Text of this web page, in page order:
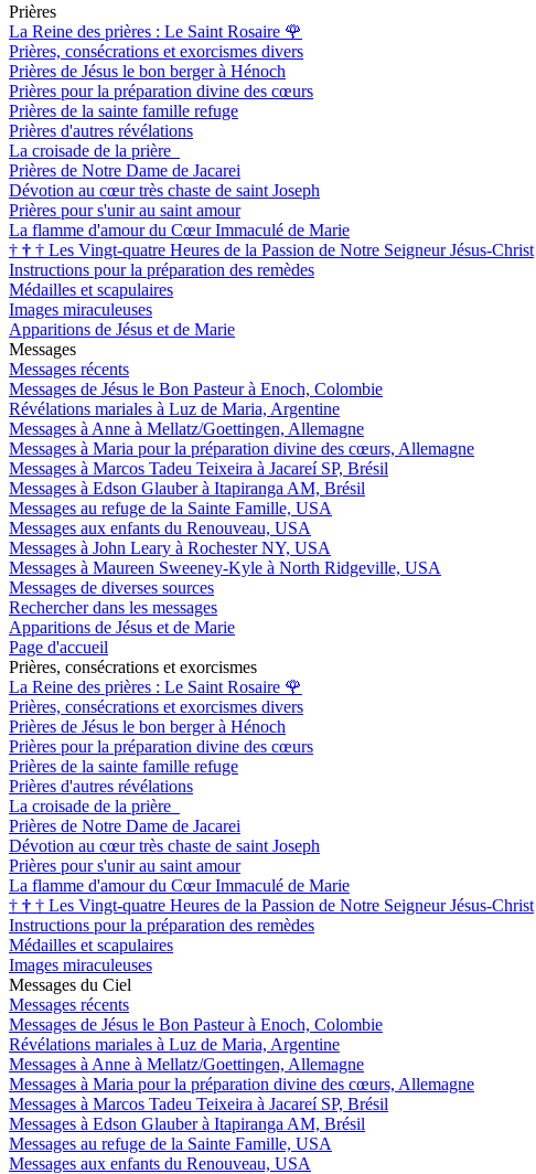
Prières
La Reine des prières : Le Saint Rosaire 🌹
Prières, consécrations et exorcismes divers
Prières de Jésus le bon berger à Hénoch
Prières pour la préparation divine des cœurs
Prières de la sainte famille refuge
Prières d'autres révélations
La croisade de la prière
Prières de Notre Dame de Jacarei
Dévotion au cœur très chaste de saint Joseph
Prières pour s'unir au saint amour
La flamme d'amour du Cœur Immaculé de Marie
† † † Les Vingt-quatre Heures de la Passion de Notre Seigneur Jésus-Christ
Instructions pour la préparation des remèdes
Médailles et scapulaires
Images miraculeuses
Apparitions de Jésus et de Marie
Messages
Messages récents
Messages de Jésus le Bon Pasteur à Enoch, Colombie
Révélations mariales à Luz de Maria, Argentine
Messages à Anne à Mellatz/Goettingen, Allemagne
Messages à Maria pour la préparation divine des cœurs, Allemagne
Messages à Marcos Tadeu Teixeira à Jacareí SP, Brésil
Messages à Edson Glauber à Itapiranga AM, Brésil
Messages au refuge de la Sainte Famille, USA
Messages aux enfants du Renouveau, USA
Messages à John Leary à Rochester NY, USA
Messages à Maureen Sweeney-Kyle à North Ridgeville, USA
Messages de diverses sources
Rechercher dans les messages
Apparitions de Jésus et de Marie
Page d'accueil
Prières, consécrations et exorcismes
La Reine des prières : Le Saint Rosaire 🌹
Prières, consécrations et exorcismes divers
Prières de Jésus le bon berger à Hénoch
Prières pour la préparation divine des cœurs
Prières de la sainte famille refuge
Prières d'autres révélations
La croisade de la prière
Prières de Notre Dame de Jacarei
Dévotion au cœur très chaste de saint Joseph
Prières pour s'unir au saint amour
La flamme d'amour du Cœur Immaculé de Marie
† † † Les Vingt-quatre Heures de la Passion de Notre Seigneur Jésus-Christ
Instructions pour la préparation des remèdes
Médailles et scapulaires
Images miraculeuses
Messages du Ciel
Messages récents
Messages de Jésus le Bon Pasteur à Enoch, Colombie
Révélations mariales à Luz de Maria, Argentine
Messages à Anne à Mellatz/Goettingen, Allemagne
Messages à Maria pour la préparation divine des cœurs, Allemagne
Messages à Marcos Tadeu Teixeira à Jacareí SP, Brésil
Messages à Edson Glauber à Itapiranga AM, Brésil
Messages au refuge de la Sainte Famille, USA
Messages aux enfants du Renouveau, USA